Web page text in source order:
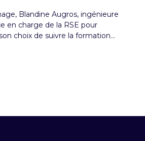
Blandine Augros, ingénieure
en charge de la RSE pour
choix de suivre la formation